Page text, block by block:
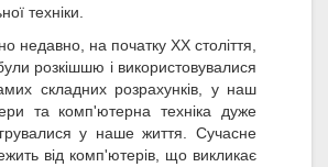
техніки.
недавно, на початку XX століття,
розкішшю і використовувалися
складних розрахунків, у наш
та комп'ютерна техніка дуже
у наше життя. Сучасне
від комп'ютерів, що викликає